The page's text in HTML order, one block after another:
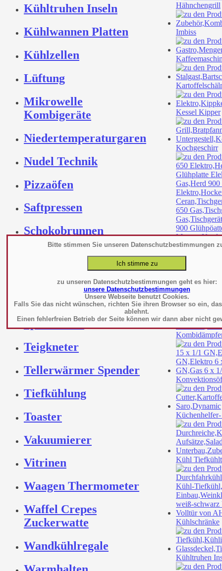
Bitte stimmen Sie unseren Datenschutzbestimmungen
zu unseren Datenschutzbestimmungen geht es hier:
unsere Datenschutzbestimmungen
Unsere Webseite benutzt Cookies.
Falls Sie das nicht wünschen, richten Sie ihren Browser so ein,
ablehnt.
Einen fehlerfreien Betrieb der Seite können wir dann aber nicht
Kühltruhen Inseln
Kühlwannen Platten
Kühlzellen
Lüftung
Mikrowelle
Kombigeräte
Niedertemperaturgaren
Nudel Technik
Pizzaöfen
Saftpressen
Schokobrunnen
Servierwagen
Speisetransport
Spülmaschine
Spültechnik
Teigkneter
Tellerwärmer Spender
Tiefkühlung
Toaster
Vakuumierer
Vitrinen
Waagen Thermometer
Waffel Crepes
Zuckerwatte
Wandkühlregale
Hähnchengrill
Imbiss
Kessel Kipper
Kochgeschirr
Kochtechnik
Kühl
Kühlschränke
Kühltruhen